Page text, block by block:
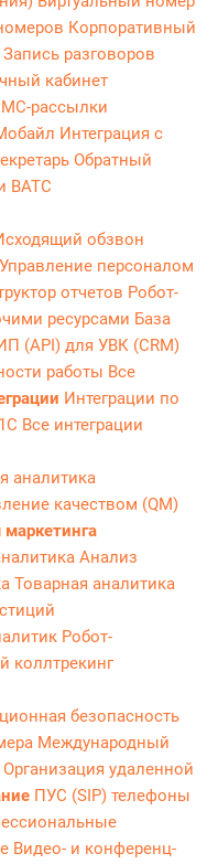
Корпоративный
Запись разговоров
кабинет
рассылки
Интеграция с
Обратный
ВАТС
обзвон
Управление персоналом
отчетов Робот-
ресурсами База
(API) для УВК (CRM)
работы Все
Интеграции по
Все интеграции
аналитика
качеством (QM)
Анализ
Товарная аналитика
Робот-
коллтрекинг
безопасность
Международный
Организация удаленной
ПУС (SIP) телефоны
Видео- и конференц-